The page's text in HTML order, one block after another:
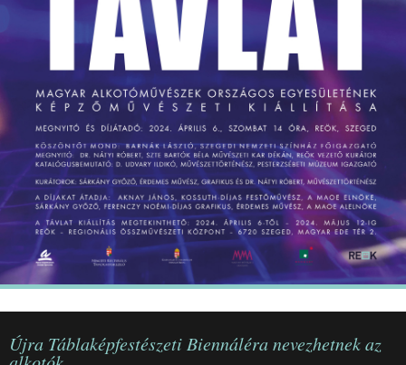
KÖZÉRDEKŰ ADATOK
Újra Táblaképfestészeti Biennáléra nevezhetnek az